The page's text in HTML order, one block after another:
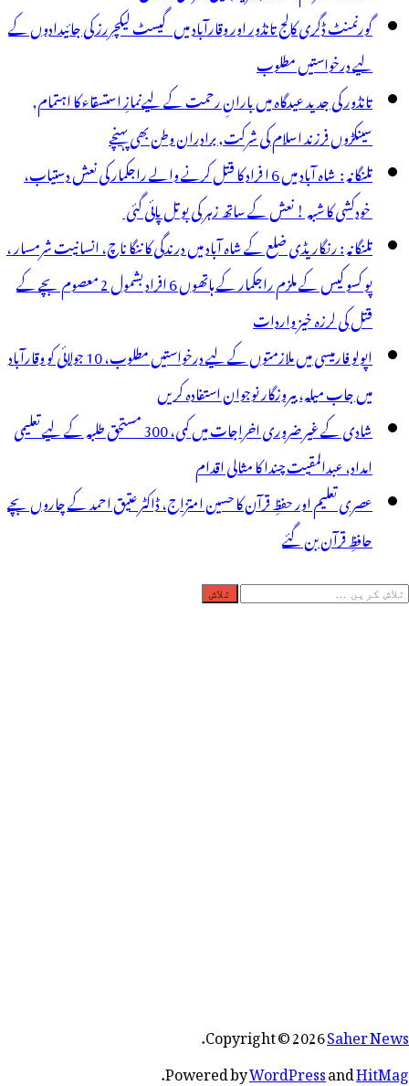
گورنمنٹ ڈگری کالج تانڈور اور وقارآباد میں گیسٹ لیکچررز کی جائیدادوں کے
لیے درخواستیں مطلوب
تانڈور کی جدید عیدگاہ میں بارانِ رحمت کے لیےنمازِ استسقاء کا اہتمام,
سینکڑوں فرزند اسلام کی شرکت, برادران وطن بھی پہنچے
تلنگانہ : شاہ آباد میں 6 ا فراد کا قتل کرنے والے راجکمار کی نعش دستیاب،
خودکشی کا شبہ ! نعش کے ساتھ زہر کی بوتل پائی گئی
تلنگانہ : رنگاریڈی ضلع کے شاہ آباد میں درندگی کا ننگا ناچ، انسانیت شرمسار ،
پو کسو کیس کے ملزم راجکمار کے ہاتھوں 6 افراد بشمول 2 معصوم بچے کے
قتل کی لرزہ خیز واردات
اپولو فارمیسی میں ملازمتوں کے لیے درخواستیں مطلوب، 10 جولائی کو وقارآباد
میں جاب میلہ، بیروزگار نوجوان استفادہ کریں
شادی کے غیر ضروری اخراجات میں کمی، 300 مستحق طلبہ کے لیے تعلیمی
امداد، عبدالمقیت چندا کا مثالی اقدام
عصری تعلیم اور حفظِ قرآن کا حسین امتزاج، ڈاکٹر عتیق احمد کے چاروں بچے
حافظِ قرآن بن گئے
تلاش
Copyright © 2026Saher News
.
Powered byWordPressandHitMag
.